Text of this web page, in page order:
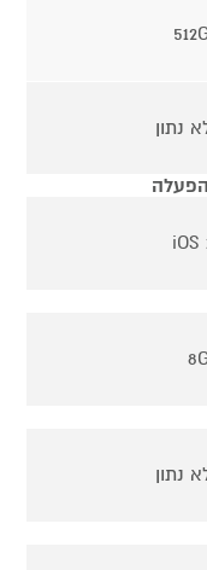
נתון
iOS
נתון